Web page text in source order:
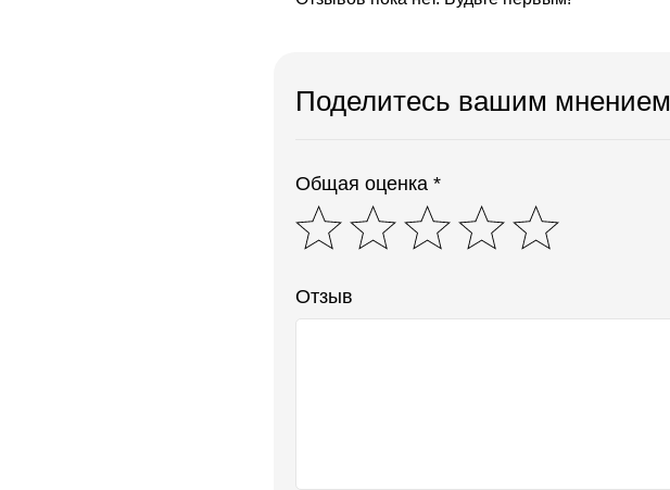
Поделитесь вашим мнением
Общая оценка *
Отзыв